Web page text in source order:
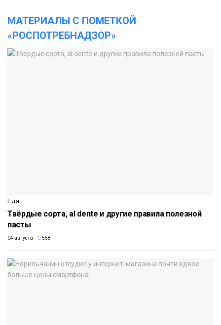
МАТЕРИАЛЫ С ПОМЕТКОЙ
«РОСПОТРЕБНАДЗОР»
Еда
Твёрдые сорта, al dente и другие правила полезной
пасты
04 августа 558